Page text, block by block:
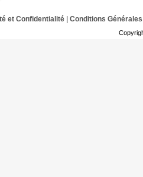
et Confidentialité| Conditions Générales